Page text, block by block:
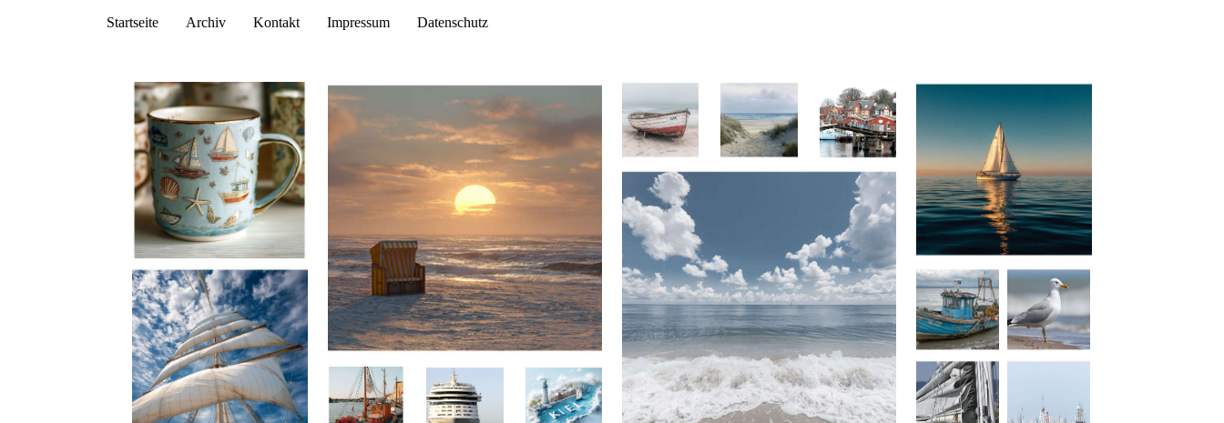
Startseite Archiv Kontakt Impressum Datenschutz